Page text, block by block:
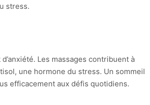
stress.
Les massages contribuent à
une hormone du stress. Un sommeil
efficacement aux défis quotidiens.